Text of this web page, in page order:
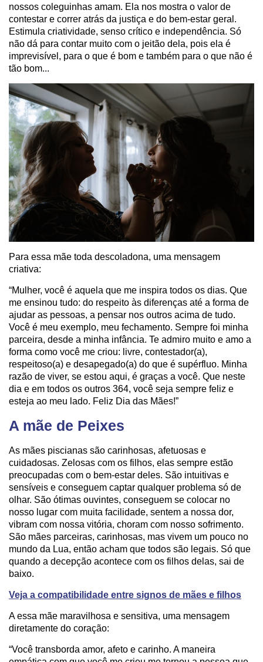
nossos coleguinhas amam. Ela nos mostra o valor de
contestar e correr atrás da justiça e do bem-estar geral.
Estimula criatividade, senso crítico e independência. Só
não dá para contar muito com o jeitão dela, pois ela é
imprevisível, para o que é bom e também para o que não é
tão bom...
Para essa mãe toda descoladona, uma mensagem
criativa:
“Mulher, você é aquela que me inspira todos os dias. Que
me ensinou tudo: do respeito às diferenças até a forma de
ajudar as pessoas, a pensar nos outros acima de tudo.
Você é meu exemplo, meu fechamento. Sempre foi minha
parceira, desde a minha infância. Te admiro muito e amo a
forma como você me criou: livre, contestador(a),
respeitoso(a) e desapegado(a) do que é supérfluo. Minha
razão de viver, se estou aqui, é graças a você. Que neste
dia e em todos os outros 364, você seja sempre feliz e
esteja ao meu lado. Feliz Dia das Mães!”
A mãe de Peixes
As mães piscianas são carinhosas, afetuosas e
cuidadosas. Zelosas com os filhos, elas sempre estão
preocupadas com o bem-estar deles. São intuitivas e
sensíveis e conseguem captar qualquer problema só de
olhar. São ótimas ouvintes, conseguem se colocar no
nosso lugar com muita facilidade, sentem a nossa dor,
vibram com nossa vitória, choram com nosso sofrimento.
São mães parceiras, carinhosas, mas vivem um pouco no
mundo da Lua, então acham que todos são legais. Só que
quando a decepção acontece com os filhos delas, sai de
baixo.
Veja a compatibilidade entre signos de mães e filhos
A essa mãe maravilhosa e sensitiva, uma mensagem
diretamente do coração:
“Você transborda amor, afeto e carinho. A maneira